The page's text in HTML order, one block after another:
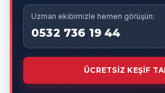
Uzman ekibimizle hemen görüşün:
0532 736 19 44
ÜCRETSİZ KEŞİF